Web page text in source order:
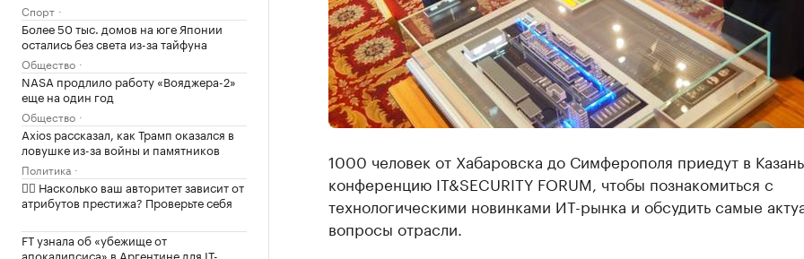
Спорт
Более 50 тыс. домов на юге Японии
остались без света из-за тайфуна
Общество
NASA продлило работу «Вояджера-2»
еще на один год
Общество
Axios рассказал, как Трамп оказался в
ловушке из-за войны и памятников
Политика
✍🏻 Насколько ваш авторитет зависит от
атрибутов престижа? Проверьте себя
FT узнала об «убежище от
апокалипсиса» в Аргентине для IT-
1000 человек от Хабаровска до Симферополя приедут в
конференцию IT&SECURITY FORUM, чтобы познакомиться с
технологическими новинками ИТ-рынка и обсудить самые
вопросы отрасли.